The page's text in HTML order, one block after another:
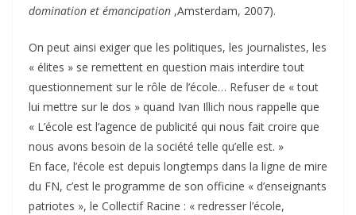
domination et émancipation ,Amsterdam, 2007).
On peut ainsi exiger que les politiques, les journalistes, les
« élites » se remettent en question mais interdire tout
questionnement sur le rôle de l’école… Refuser de « tout
lui mettre sur le dos » quand Ivan Illich nous rappelle que
« L’école est l’agence de publicité qui nous fait croire que
nous avons besoin de la société telle qu’elle est. »
En face, l’école est depuis longtemps dans la ligne de mire
du FN, c’est le programme de son officine « d’enseignants
patriotes », le Collectif Racine : « redresser l’école,